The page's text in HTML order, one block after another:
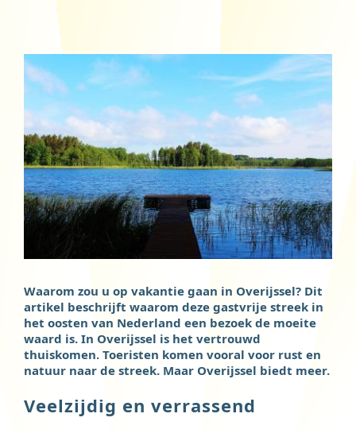
Bekijk
grotere
afbeelding
Waarom zou u op vakantie gaan in Overijssel? Dit
artikel beschrijft waarom deze gastvrije streek in
het oosten van Nederland een bezoek de moeite
waard is. In Overijssel is het vertrouwd
thuiskomen. Toeristen komen vooral voor rust en
natuur naar de streek. Maar Overijssel biedt meer.
Veelzijdig en verrassend